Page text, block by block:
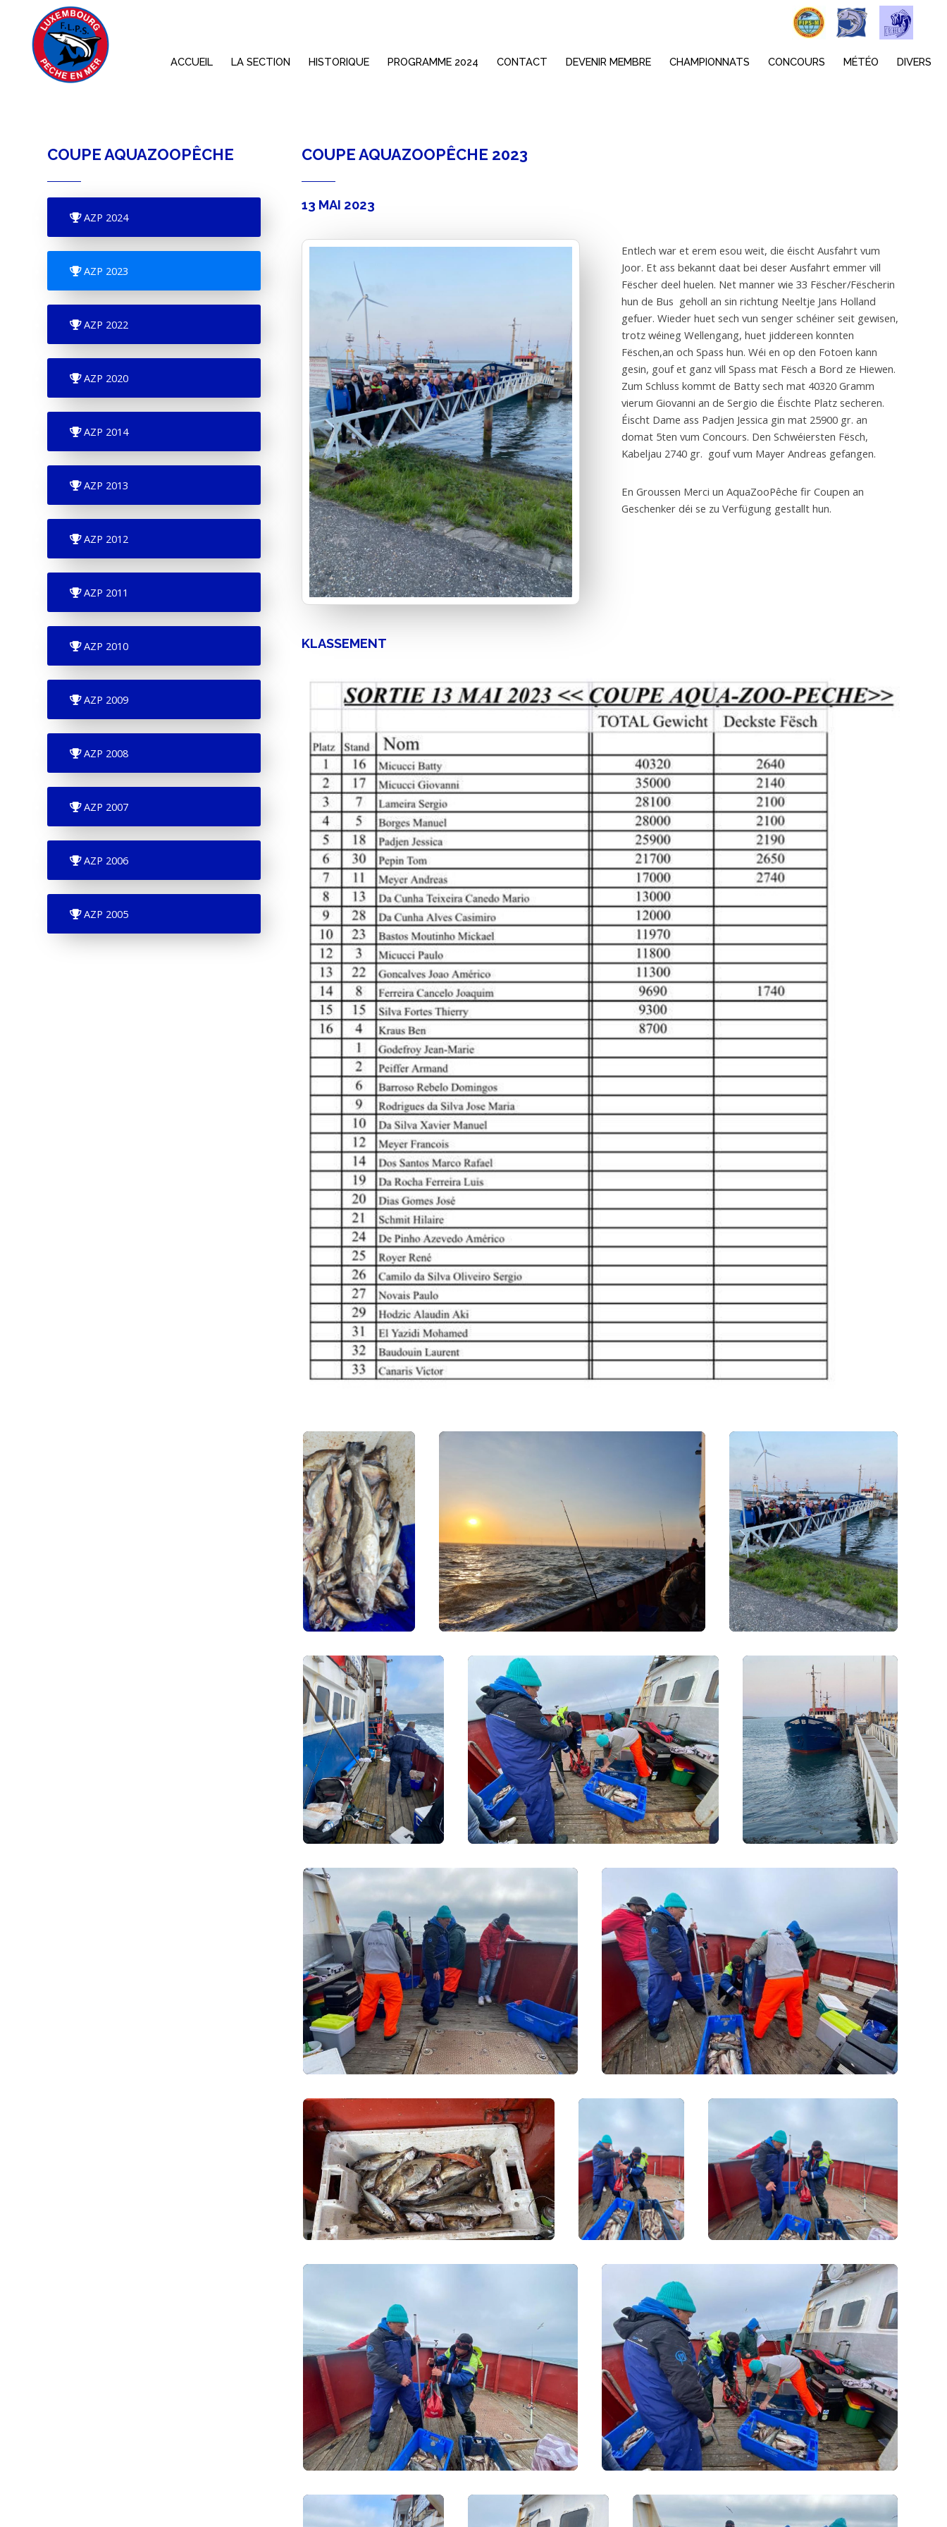
ACCUEIL LA SECTION HISTORIQUE PROGRAMME 2024 CONTACT DEVENIR MEMBRE CHAMPIONNATS CONCOURS MÉTÉO DIVERS
COUPE AQUAZOOPÊCHE 2023
13 MAI 2023
Entlech war et erem esou weit, die éischt Ausfahrt vum
Joor. Et ass bekannt daat bei deser Ausfahrt emmer vill
Fëscher deel huelen. Net manner wie 33 Fëscher/Fëscherin
hun de Bus geholl an sin richtung Neeltje Jans Holland
gefuer. Wieder huet sech vun senger schéiner seit gewisen,
trotz wéineg Wellengang, huet jiddereen konnten
Fëschen,an och Spass hun. Wéi en op den Fotoen kann
gesin, gouf et ganz vill Spass mat Fësch a Bord ze Hiewen.
Zum Schluss kommt de Batty sech mat 40320 Gramm
vierum Giovanni an de Sergio die Éischte Platz secheren.
Éischt Dame ass Padjen Jessica gin mat 25900 gr. an
domat 5ten vum Concours. Den Schwéiersten Fësch,
Kabeljau 2740 gr. gouf vum Mayer Andreas gefangen.
En Groussen Merci un AquaZooPêche fir Coupen an
Geschenker déi se zu Verfügung gestallt hun.
KLASSEMENT
COUPE AQUAZOOPÊCHE
AZP 2024
AZP 2023
AZP 2022
AZP 2020
AZP 2014
AZP 2013
AZP 2012
AZP 2011
AZP 2010
AZP 2009
AZP 2008
AZP 2007
AZP 2006
AZP 2005